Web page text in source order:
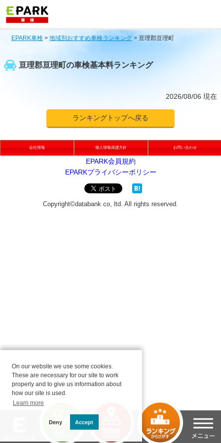
EPARK車検 > 地域別おすすめ車検ランキング> 亘理郡亘理町
亘理郡亘理町の車検基本料ランキング
2026/08/06 現在
ランキングトップへ戻る
会社情報 個人情報保護方針 お問い合わせ
On our website we use some cookies.
These are necessary for our site to work
properly and to give us information about
how our site is used.
Learn more
Deny Accept